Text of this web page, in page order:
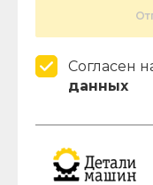
Согласен
данных